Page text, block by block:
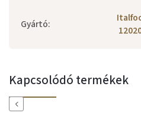
Gyártó:
Kapcsolódó termékek
Previous